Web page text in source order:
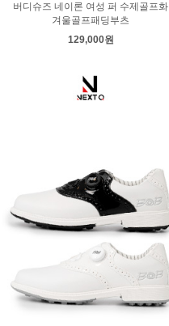
버디슈즈 네이론 여성 퍼 수제골프화
겨울골프패딩부츠
129,000원